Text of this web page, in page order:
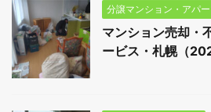
分譲マンション・アパ
マンション売却・
ービス・札幌（